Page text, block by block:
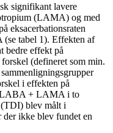
signifikant lavere
(LAMA) og med
eksacerbationsraten
tabel 1). Effekten af
bedre effekt på
(defineret som min.
i effekten på
LABA + LAMA i to
(TDI) blev målt i
ikke blev fundet en